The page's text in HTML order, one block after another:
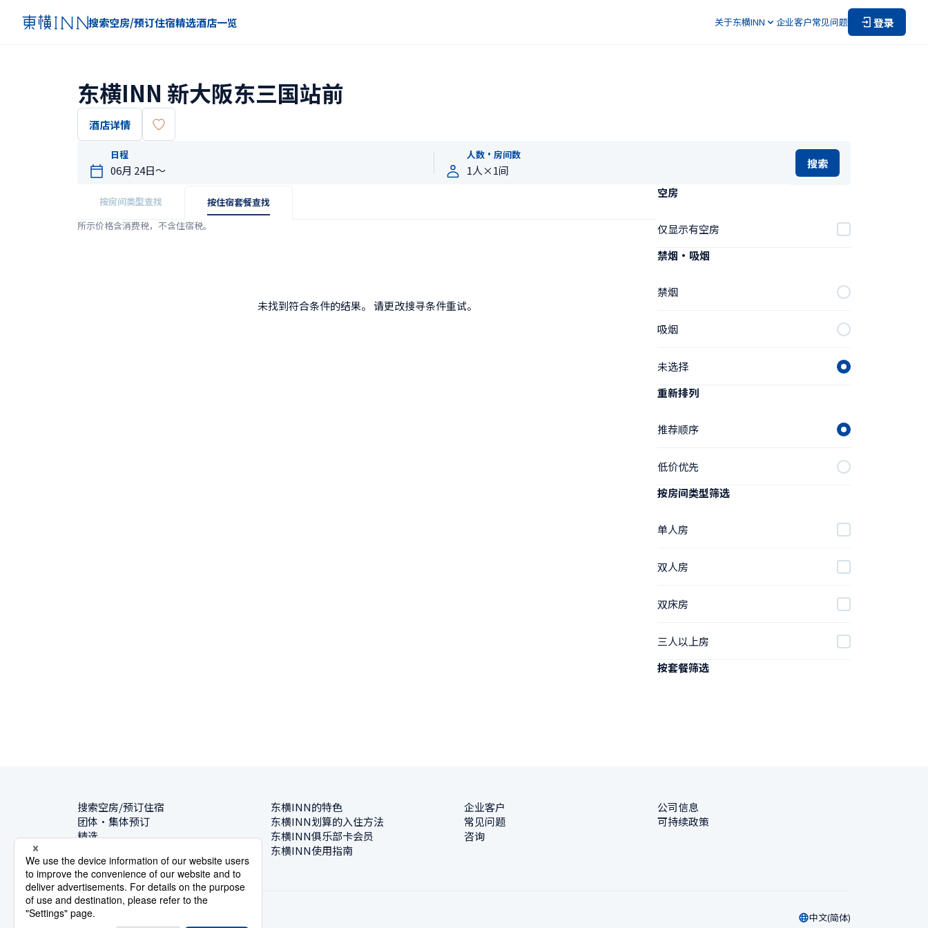
搜索空房/预订住宿精选酒店一览 关于东横INN 企业客户常见问题 登录
东横INN 新大阪东三国站前
酒店详情
日程 人数・房间数
搜索
按房间类型查找
按住宿套餐查找
所示价格含消费税，不含住宿税。
未找到符合条件的结果。 请更改搜寻条件重试。
空房
仅显示有空房
禁烟・吸烟
禁烟
吸烟
未选择
重新排列
推荐顺序
低价优先
按房间类型筛选
单人房
双人房
双床房
三人以上房
按套餐筛选
搜索空房/预订住宿
团体・集体预订
精选
东横INN的特色
东横INN划算的入住方法
东横INN俱乐部卡会员
东横INN使用指南
企业客户
常见问题
咨询
公司信息
可持续政策
中文(简体)